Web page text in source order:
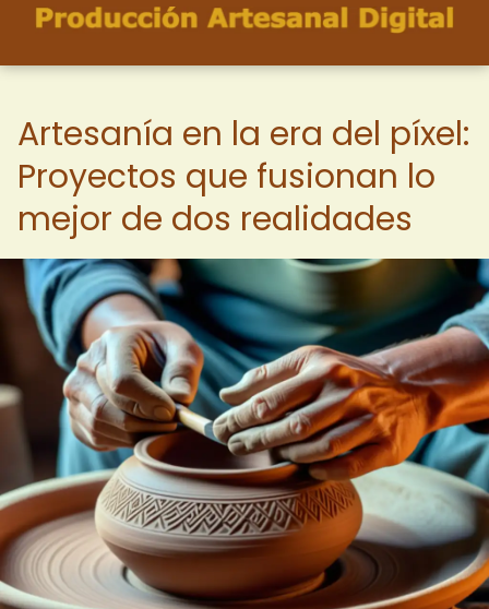
Artesanía en la era del píxel:
Proyectos que fusionan lo
mejor de dos realidades